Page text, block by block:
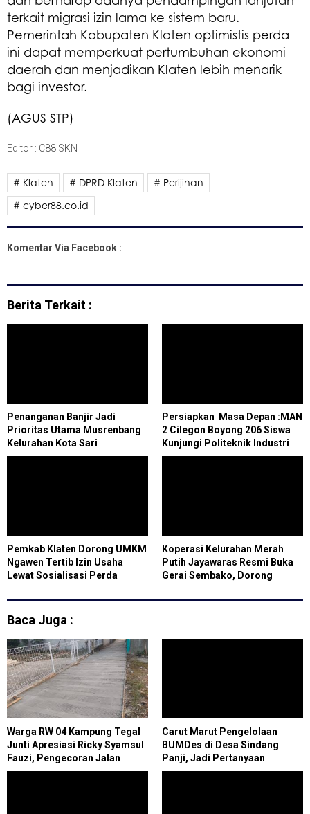
terkait migrasi izin lama ke sistem baru.
Pemerintah Kabupaten Klaten optimistis perda
ini dapat memperkuat pertumbuhan ekonomi
daerah dan menjadikan Klaten lebih menarik
bagi investor.
(AGUS STP)
Editor : C88 SKN
# Klaten # DPRD Klaten
# Perijinan
# cyber88.co.id
Komentar Via Facebook :
Berita Terkait :
Penanganan Banjir Jadi
Prioritas Utama Musrenbang
Kelurahan Kota Sari
Persiapkan Masa Depan :MAN
2 Cilegon Boyong 206 Siswa
Kunjungi Politeknik Industri
Petrokimia Banten
Pemkab Klaten Dorong UMKM
Ngawen Tertib Izin Usaha
Lewat Sosialisasi Perda
Koperasi Kelurahan Merah
Putih Jayawaras Resmi Buka
Gerai Sembako, Dorong
Baca Juga :
Warga RW 04 Kampung Tegal
Junti Apresiasi Ricky Syamsul
Fauzi, Pengecoran Jalan
Lingkungan Kini Permudah
Carut Marut Pengelolaan
BUMDes di Desa Sindang
Panji, Jadi Pertanyaan
Masyarakat